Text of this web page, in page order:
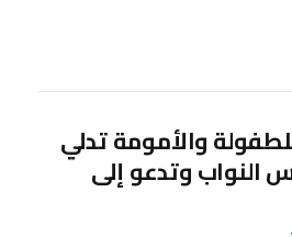
والأمومة تدلي
النواب وتدعو إلى